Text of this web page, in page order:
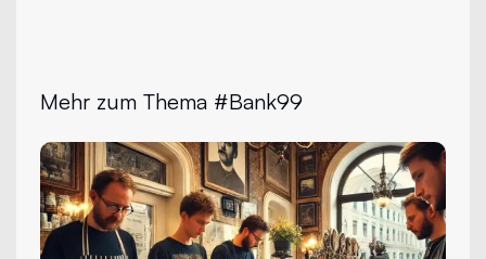
Mehr zum Thema #Bank99